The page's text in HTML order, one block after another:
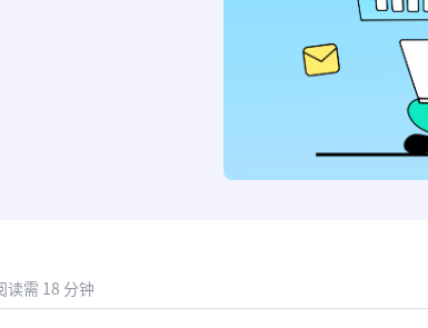
读需 18 分钟